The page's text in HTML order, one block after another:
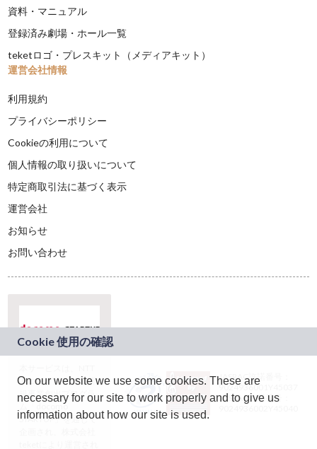
資料・マニュアル
登録済み劇場・ホール一覧
teketロゴ・プレスキット（メディアキット）
運営会社情報
利用規約
プライバシーポリシー
Cookieの利用について
個人情報の取り扱いについて
特定商取引法に基づく表示
運営会社
お知らせ
お問い合わせ
ドコモグループの新
規事業創出プログラ
ム「docomo
STARTUP」を通じて
JASRAC許諾番号：
9024936001Y45037
JASRAC許諾番号：
On our website we use some cookies. These are
necessary for our site to work properly and to give us
information about how our site is used.